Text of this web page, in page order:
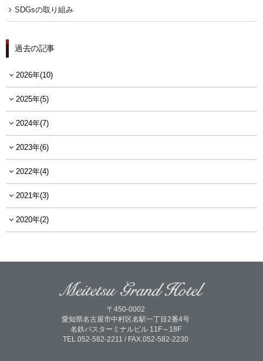
SDGsの取り組み
過去の記事
2026年(10)
2025年(5)
2024年(7)
2023年(6)
2022年(4)
2021年(3)
2020年(2)
〒450-0002
愛知県名古屋市中村区名駅一丁目2番4号
名鉄バスターミナルビル 11F～18F
TEL.052-582-2211 / FAX.052-582-2230